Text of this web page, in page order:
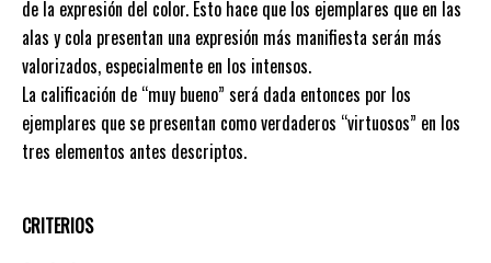
de la expresión del color. Esto hace que los ejemplares que en las
alas y cola presentan una expresión más manifiesta serán más
valorizados, especialmente en los intensos.
La calificación de “muy bueno” será dada entonces por los
ejemplares que se presentan como verdaderos “virtuosos” en los
tres elementos antes descriptos.
CRITERIOS